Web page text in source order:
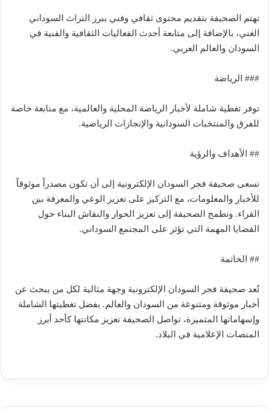
تهتم الصحيفة بتقديم محتوى ثقافي وفني يبرز التراث السوداني
الغني، بالإضافة إلى متابعة أحدث الفعاليات الثقافية والفنية في
السودان والعالم العربي.
### الرياضة
توفر تغطية شاملة لأخبار الرياضة المحلية والعالمية، مع متابعة خاصة
للفرق والمنتخبات السودانية والإنجازات الرياضية.
## الأهداف والرؤية
تسعى صحيفة فجر السودان الإلكترونية إلى أن تكون مصدراً موثوقاً
للأخبار والمعلومات، مع التركيز على تعزيز الوعي والمعرفة بين
القراء. وتطمح الصحيفة إلى تعزيز الحوار والنقاش البناء حول
القضايا المهمة التي تؤثر على المجتمع السوداني.
## الخاتمة
تُعد صحيفة فجر السودان الإلكترونية وجهة مثالية لكل من يبحث عن
أخبار موثوقة ومتنوعة من السودان والعالم. بفضل تغطيتها الشاملة
وإسهاماتها المتميزة، تواصل الصحيفة تعزيز مكانتها كأحد أبرز
المنصات الإعلامية في البلاد.